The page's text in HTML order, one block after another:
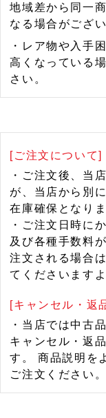
地域差から同一
なる場合がござい
・レア物や入手
高くなっている
さい。
[ご注文について]
・ご注文後、当
が、当店から別
在庫確保となりま
・ご注文日時に
及び各種手数料
注文される場合
てくださいます
[キャンセル・返
・当店では中古
キャンセル・返
す。 商品説明を
ご注文ください。